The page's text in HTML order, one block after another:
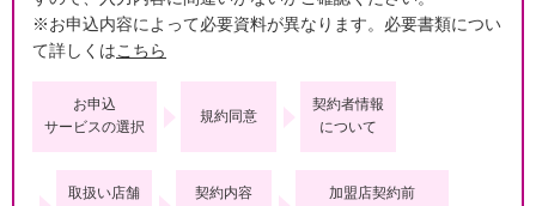
※お申込内容によって必要資料が異なります。必要書類につい
て詳しくはこちら
お申込
サービスの選択
規約同意
契約者情報
について
取扱い店舗
契約内容
加盟店契約前